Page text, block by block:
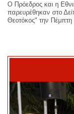
Ο Πρόεδρος και η
παρευρέθηκαν στο
Θεοτόκος" την Πέμπτη